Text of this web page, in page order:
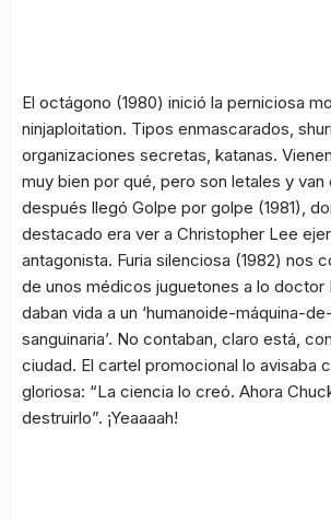
El octágono (1980) inició la perniciosa
ninjaploitation. Tipos enmascarados,
organizaciones secretas, katanas.
muy bien por qué, pero son letales y van
después llegó Golpe por golpe (1981),
destacado era ver a Christopher Lee
antagonista. Furia silenciosa (1982) nos
de unos médicos juguetones a lo doctor
daban vida a un ‘humanoide-máquina-
sanguinaria’. No contaban, claro está,
ciudad. El cartel promocional lo avisaba
gloriosa: “La ciencia lo creó. Ahora
destruirlo”. ¡Yeaaaah!